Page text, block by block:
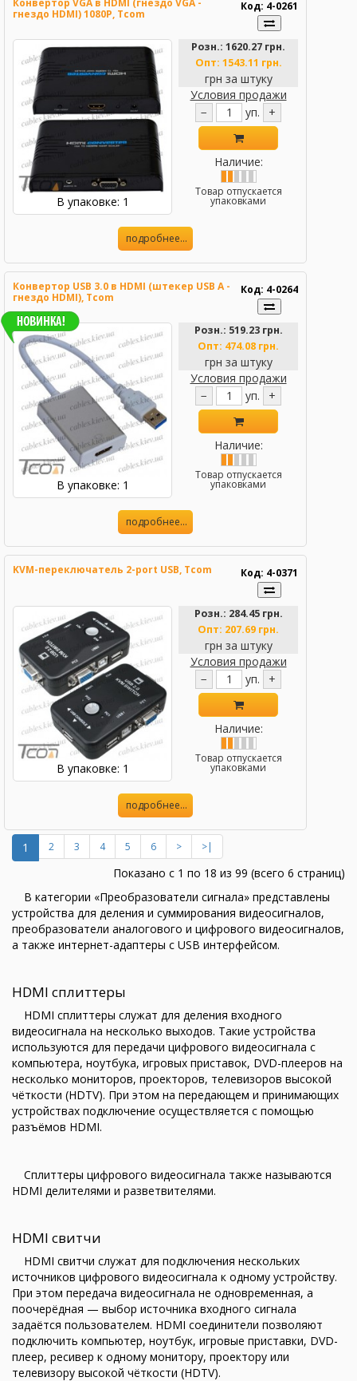
Конвертор VGA в HDMI (гнездо VGA -
гнездо HDMI) 1080Р, Tcom
Код: 4-0261
В упаковке: 1
Розн.: 1620.27 грн.
Опт: 1543.11 грн.
грн за штуку
Условия продажи
−
уп. +
Наличие:
Товар отпускается
упаковками
подробнее...
Конвертор USB 3.0 в HDMI (штекер USB A -
гнездо HDMI), Tcom
Код: 4-0264
В упаковке: 1
Розн.: 519.23 грн.
Опт: 474.08 грн.
грн за штуку
Условия продажи
−
уп. +
Наличие:
Товар отпускается
упаковками
подробнее...
KVM-переключатель 2-port USB, Tcom Код: 4-0371
В упаковке: 1
Розн.: 284.45 грн.
Опт: 207.69 грн.
грн за штуку
Условия продажи
−
уп. +
Наличие:
Товар отпускается
упаковками
подробнее...
1 2 3 4 5 6 > >|
Показано с 1 по 18 из 99 (всего 6 страниц)
В категории «Преобразователи сигнала» представлены
устройства для деления и суммирования видеосигналов,
преобразователи аналогового и цифрового видеосигналов,
а также интернет-адаптеры с USB интерфейсом.
HDMI сплиттеры
HDMI сплиттеры служат для деления входного
видеосигнала на несколько выходов. Такие устройства
используются для передачи цифрового видеосигнала с
компьютера, ноутбука, игровых приставок, DVD-плееров на
несколько мониторов, проекторов, телевизоров высокой
чёткости (HDTV). При этом на передающем и принимающих
устройствах подключение осуществляется с помощью
разъёмов HDMI.
Сплиттеры цифрового видеосигнала также называются
HDMI делителями и разветвителями.
HDMI свитчи
HDMI свитчи служат для подключения нескольких
источников цифрового видеосигнала к одному устройству.
При этом передача видеосигнала не одновременная, а
поочерёдная — выбор источника входного сигнала
задаётся пользователем. HDMI соединители позволяют
подключить компьютер, ноутбук, игровые приставки, DVD-
плеер, ресивер к одному монитору, проектору или
телевизору высокой чёткости (HDTV).